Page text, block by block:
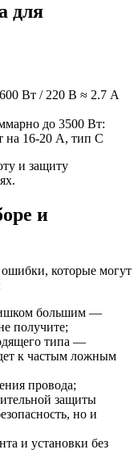
для
Вт / 220 В ≈ 2.7 А
до 3500 Вт:
на 16-20 А, тип C
и защиту
и
которые могут
большим —
получите;
типа —
к частым ложным
провода;
защиты
но и
и установки без